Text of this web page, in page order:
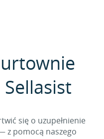
się o uzupełnienie
z pomocą naszego